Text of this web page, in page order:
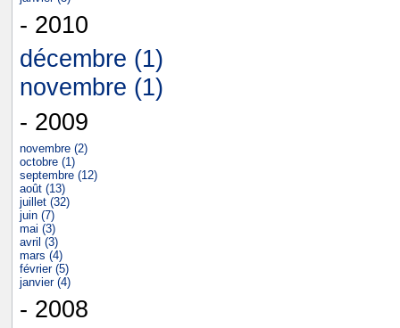
- 2010
décembre (1)
novembre (1)
- 2009
novembre (2)
octobre (1)
septembre (12)
août (13)
juillet (32)
juin (7)
mai (3)
avril (3)
mars (4)
février (5)
janvier (4)
- 2008